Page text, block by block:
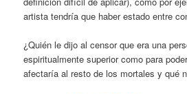
artista tendría que haber estado entre
¿Quién le dijo al censor que era una
espiritualmente superior como para
afectaría al resto de los mortales y qué